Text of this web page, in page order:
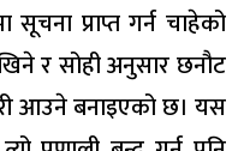
प्राप्त गर्न चाहेको
र सोही अनुसार छनौट
आउने बनाइएको छ। यस